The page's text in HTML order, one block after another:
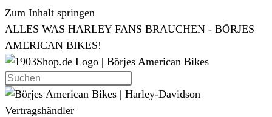
Zum Inhalt springen
ALLES WAS HARLEY FANS BRAUCHEN - BÖRJES
AMERICAN BIKES!